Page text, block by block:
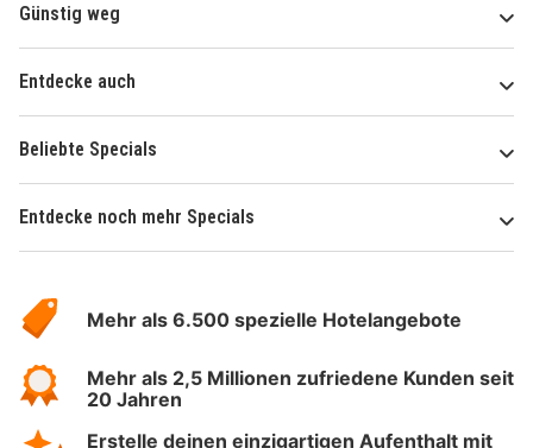
Günstig weg
Entdecke auch
Beliebte Specials
Entdecke noch mehr Specials
Hotelspecials
Mehr als 6.500 spezielle Hotelangebote
Mehr als 2,5 Millionen zufriedene Kunden seit
20 Jahren
Erstelle deinen einzigartigen Aufenthalt mit